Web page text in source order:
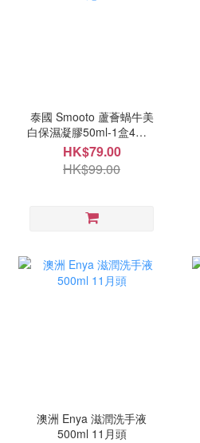
泰國 Smooto 蘆薈蝸牛美
白保濕凝膠50ml-1盒4包 9
月尾
HK$79.00
HK$99.00
澳洲 Enya 滋潤洗手液
500ml 11月頭